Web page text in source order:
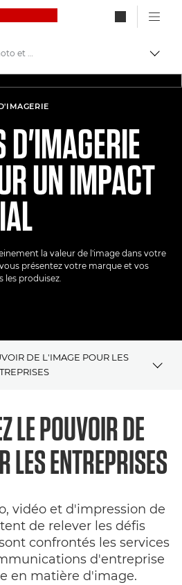
Canon Logo, back to
Solutions d'imagerie photo et vidéo
D'IMAGERIE
UN IMPACT
la valeur de l'image dans votre
présentez votre marque et vos
les produisez.
DE L'IMAGE POUR LES
LE POUVOIR DE
LES ENTREPRISES
vidéo et d'impression de
de relever les défis
confrontés les services
d'entreprise
en matière d'image.